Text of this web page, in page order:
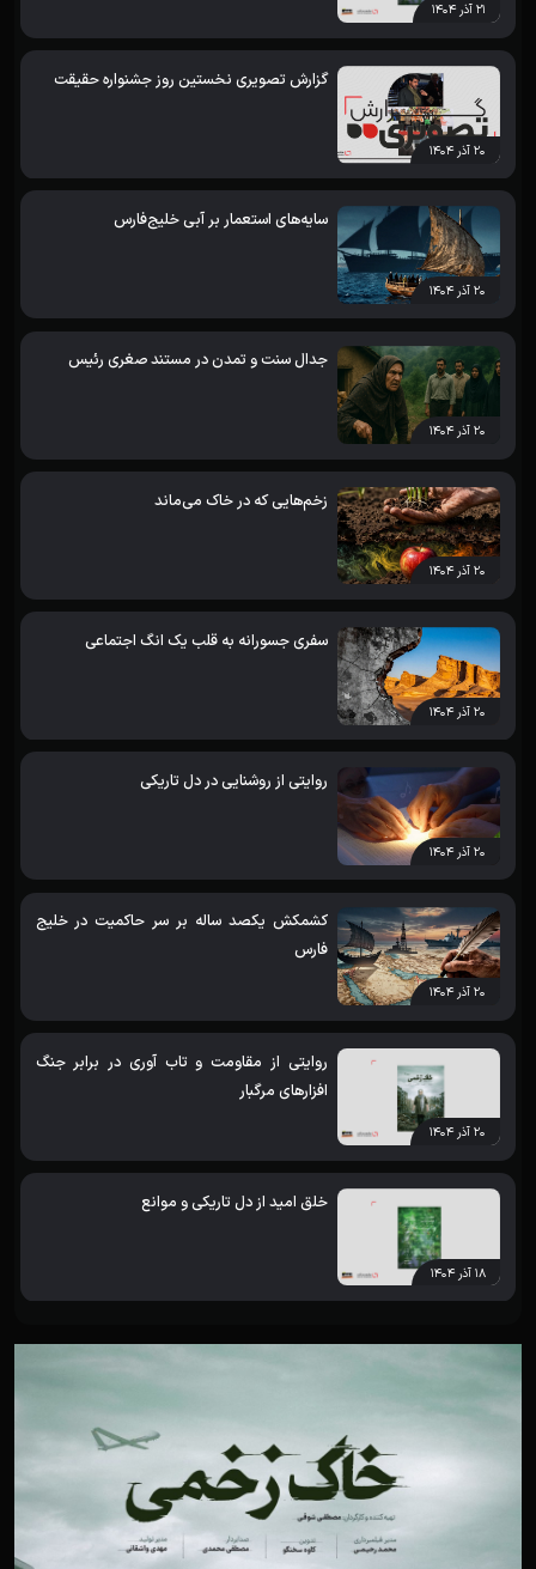
۲۱ آذر ۱۴۰۴
۲۰ آذر ۱۴۰۴
گزارش تصویری نخستین روز جشنواره حقیقت
۲۰ آذر ۱۴۰۴
سایه‌های استعمار بر آبی خلیج‌فارس
۲۰ آذر ۱۴۰۴
جدال سنت و تمدن در مستند صغری رئیس
۲۰ آذر ۱۴۰۴
زخم‌هایی که در خاک می‌ماند
۲۰ آذر ۱۴۰۴
سفری جسورانه به قلب یک انگ اجتماعی
۲۰ آذر ۱۴۰۴
روایتی از روشنایی در دل تاریکی
۲۰ آذر ۱۴۰۴
کشمکش یکصد ساله بر سر حاکمیت در خلیج
فارس
۲۰ آذر ۱۴۰۴
روایتی از مقاومت و تاب آوری در برابر جنگ
افزارهای مرگبار
۱۸ آذر ۱۴۰۴
خلق امید از دل تاریکی و موانع